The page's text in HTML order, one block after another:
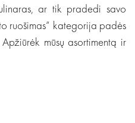
ar tik pradedi savo
ruošimas“ kategorija padės
mūsų asortimentą ir